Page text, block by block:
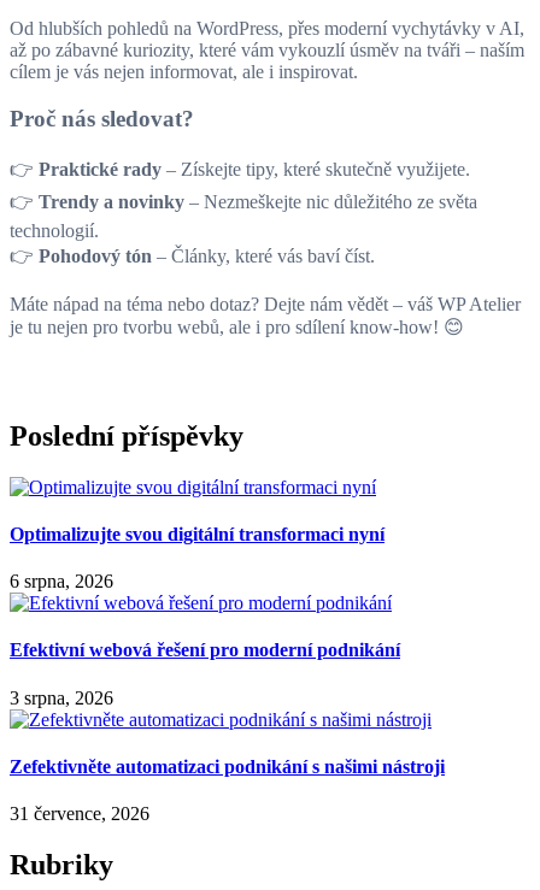
Od hlubších pohledů na WordPress, přes moderní vychytávky v AI,
až po zábavné kuriozity, které vám vykouzlí úsměv na tváři – naším
cílem je vás nejen informovat, ale i inspirovat.
Proč nás sledovat?
👉 Praktické rady – Získejte tipy, které skutečně využijete.
👉 Trendy a novinky – Nezmeškejte nic důležitého ze světa
technologií.
👉 Pohodový tón – Články, které vás baví číst.
Máte nápad na téma nebo dotaz? Dejte nám vědět – váš WP Atelier
je tu nejen pro tvorbu webů, ale i pro sdílení know-how! 😊
Poslední příspěvky
Optimalizujte svou digitální transformaci nyní
6 srpna, 2026
Efektivní webová řešení pro moderní podnikání
3 srpna, 2026
Zefektivněte automatizaci podnikání s našimi nástroji
31 července, 2026
Rubriky